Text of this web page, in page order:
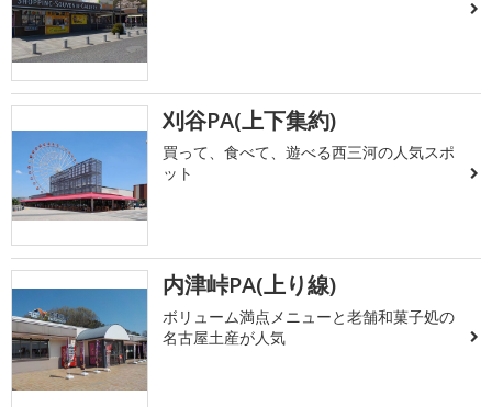
刈谷PA(上下集約)
買って、食べて、遊べる西三河の人気スポ
ット
内津峠PA(上り線)
ボリューム満点メニューと老舗和菓子処の
名古屋土産が人気